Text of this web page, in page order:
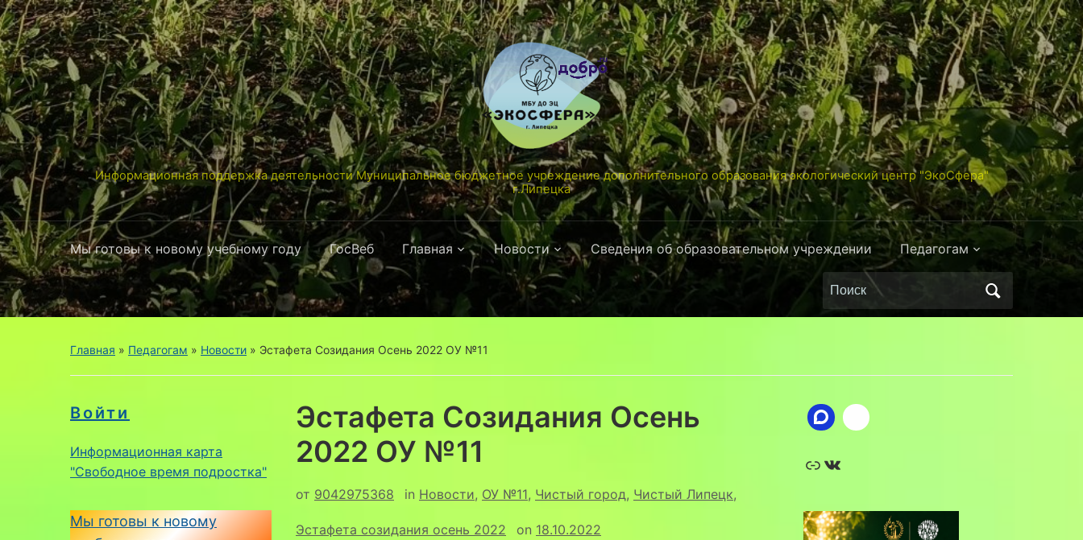
Информационная поддержка деятельности Муниципальное бюджетное учреждение дополнительного образования экологический центр "ЭкоСфера"
г.Липецка
Мы готовы к новому учебному году ГосВеб Главная Новости Сведения об образовательном учреждении Педагогам
Поиск
по:
Главная » Педагогам » Новости » Эстафета Созидания Осень 2022 ОУ №11
Войти
Информационная карта
"Свободное время подростка"
Мы готовы к новому
Эстафета Созидания Осень
2022 ОУ №11
от 9042975368 in Новости, ОУ №11, Чистый город, Чистый Липецк,
Эстафета созидания осень 2022 on 18.10.2022
Ссылка